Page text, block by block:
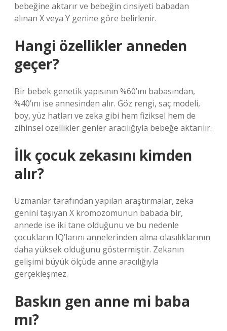
bebeğine aktarır ve bebeğin cinsiyeti babadan
alınan X veya Y genine göre belirlenir.
Hangi özellikler anneden
geçer?
Bir bebek genetik yapısının %60’ını babasından,
%40’ını ise annesinden alır. Göz rengi, saç modeli,
boy, yüz hatları ve zeka gibi hem fiziksel hem de
zihinsel özellikler genler aracılığıyla bebeğe aktarılır.
İlk çocuk zekasını kimden
alır?
Uzmanlar tarafından yapılan araştırmalar, zeka
genini taşıyan X kromozomunun babada bir,
annede ise iki tane olduğunu ve bu nedenle
çocukların IQ’larını annelerinden alma olasılıklarının
daha yüksek olduğunu göstermiştir. Zekanın
gelişimi büyük ölçüde anne aracılığıyla
gerçekleşmez.
Baskın gen anne mi baba
mı?